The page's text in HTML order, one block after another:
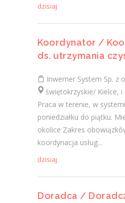
dzisiaj
Koordynator /
ds. utrzymania
Inwemer System Sp. z
świętokrzyskie/ Kielce, i
Praca w terenie, w
poniedziałku do piątku.
okolice Zakres
koordynacja usług...
dzisiaj
Doradca /